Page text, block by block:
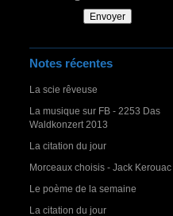
Notes récentes
La scie rêveuse
La musique sur FB - 2253 Das
Waldkonzert 2013
La citation du jour
Morceaux choisis - Jack Kerouac
Le poème de la semaine
La citation du jour